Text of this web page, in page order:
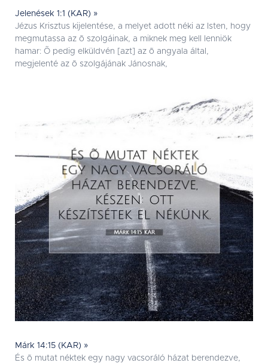
Jelenések 1:1 (KAR) »
Jézus Krisztus kijelentése, a melyet adott néki az Isten, hogy
megmutassa az õ szolgáinak, a miknek meg kell lenniök
hamar: Õ pedig elküldvén [azt] az õ angyala által,
megjelenté az õ szolgájának Jánosnak,
Márk 14:15 (KAR) »
És õ mutat néktek egy nagy vacsoráló házat berendezve,